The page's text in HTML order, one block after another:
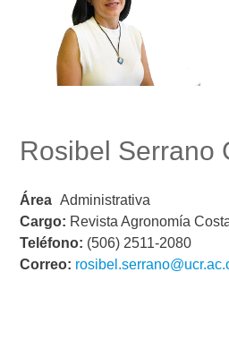
Rosibel Serrano
Área Administrativa
Cargo: Revista Agronomía
Teléfono: (506) 2511-2080
Correo: